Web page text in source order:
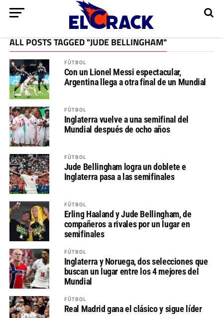
ALL POSTS TAGGED "JUDE BELLINGHAM"
FÚTBOL
Con un Lionel Messi espectacular,
Argentina llega a otra final de un Mundial
FÚTBOL
Inglaterra vuelve a una semifinal del
Mundial después de ocho años
FÚTBOL
Jude Bellingham logra un doblete e
Inglaterra pasa a las semifinales
FÚTBOL
Erling Haaland y Jude Bellingham, de
compañeros a rivales por un lugar en
semifinales
FÚTBOL
Inglaterra y Noruega, dos selecciones que
buscan un lugar entre los 4 mejores del
Mundial
FÚTBOL
Real Madrid gana el clásico y sigue líder